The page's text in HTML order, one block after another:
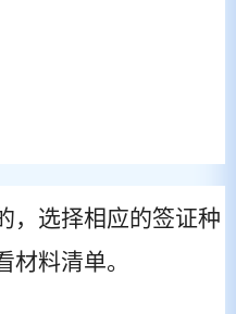
，选择相应的签证种
材料清单。